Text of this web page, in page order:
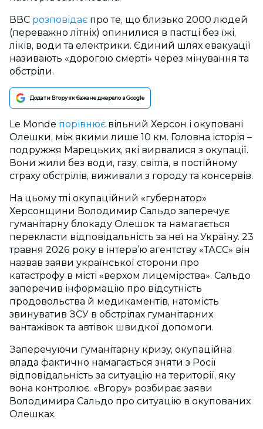
ВВС розповідає про те, що близько 2000 людей
(переважно літніх) опинилися в пастці без їжі,
ліків, води та електрики. Єдиний шлях евакуації
називають «дорогою смерті» через мінування та
обстріли.
Додати Вгору як бажане джерело в Google
Le Monde порівнює вільний Херсон і окуповані
Олешки, між якими лише 10 км. Головна історія –
подружжя Марецьких, які вирвалися з окупації.
Вони жили без води, газу, світла, в постійному
страху обстрілів, виживали з городу та консервів.
На цьому тлі окупаційний «губернатор»
Херсонщини Володимир Сальдо заперечує
гуманітарну блокаду Олешок та намагається
перекласти відповідальність за неї на Україну. 23
травня 2026 року в інтерв’ю агентству «ТАСС» він
назвав заяви української сторони про
катастрофу в місті «верхом лицемірства». Сальдо
заперечив інформацію про відсутність
продовольства й медикаментів, натомість
звинуватив ЗСУ в обстрілах гуманітарних
вантажівок та автівок швидкої допомоги.
Заперечуючи гуманітарну кризу, окупаційна
влада фактично намагається зняти з Росії
відповідальність за ситуацію на території, яку
вона контролює. «Вгору» розбирає заяви
Володимира Сальдо про ситуацію в окупованих
Олешках.